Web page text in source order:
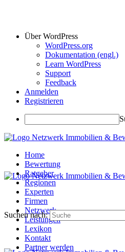
Über WordPress
WordPress.org
Dokumentation (engl.)
Learn WordPress
Support
Feedback
Anmelden
Registrieren
Home
Bewertung
Ratgeber
Regionen
Experten
Firmen
Netzwerk
Leistungen
Lexikon
Kontakt
Partner werden
Suchen nach: